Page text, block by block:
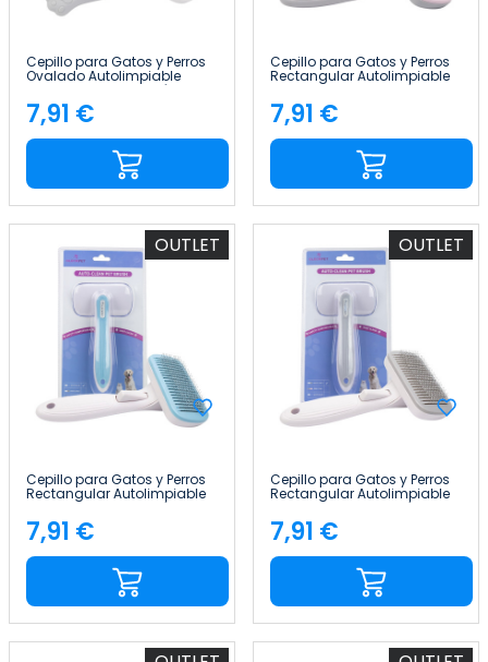
Cepillo para Gatos y Perros
Ovalado Autolimpiable
Antienredos con Botón de
Liberación Glückpet
Precio
7,91 €
Cepillo para Gatos y Perros
Rectangular Autolimpiable
Antienredos con Botón de
Liberación Glückpet
Precio
7,91 €
OUTLET
Cepillo para Gatos y Perros
Rectangular Autolimpiable
Antienredos con Botón de
Liberación Glückpet
Precio
7,91 €
OUTLET
Cepillo para Gatos y Perros
Rectangular Autolimpiable
Antienredos con Botón de
Liberación Glückpet
Precio
7,91 €